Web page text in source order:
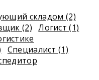
складом (2)
(2)
Логист (1)
Специалист (1)